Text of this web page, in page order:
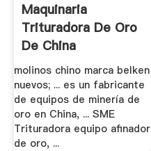
Maquinaria
Trituradora De Oro
De China
molinos chino marca belken
nuevos; ... es un fabricante
de equipos de minería de
oro en China, ... SME
Trituradora equipo afinador
de oro, ...